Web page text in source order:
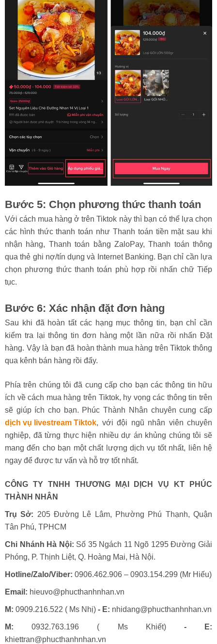
Bước 5: Chọn phương thức thanh toán
Với cách mua hàng ở trên Tiktok này thì bạn có thể lựa chọn
các hình thức thanh toán như Thanh toán tiền mặt sau khi
nhận hàng, Thanh toán bằng ZaloPay, Thanh toán thông
qua thẻ ghi nợ/tín dụng và Internet Banking. Bạn chỉ cần lựa
chọn phương thức thanh toán phù hợp rồi nhấn chữ Tiếp
tục.
Bước 6: Xác nhận đặt đơn hàng
Sau khi đã hoàn tất các hạng mục thông tin, bạn chỉ cần
kiểm tra lại thông tin đơn hàng một lần nữa rồi nhấn Đặt
hàng. Vậy là bạn đã hoàn thành mua hàng trên Tiktok thông
qua kênh bán hàng rồi đấy.
Phía trên chúng tôi đã cung cấp cho bạn các thông tin hữu
ích về cách mua hàng trên Tiktok, hy vọng các thông tin trên
sẽ giúp ích cho bạn. Phúc Thành Nhân chuyên cung cấp
dịch vụ livestream Tiktok, với đội ngũ nhân viên chuyên
nghiệp, đã từng thực hiện nhiều dự án khủng chúng tôi sẽ
mang đến cho bạn một chất lượng dịch vụ tốt nhất, liên hệ
ngay để được tư vấn và hỗ trợ tốt nhất.
CÔNG TY TNHH THƯƠNG MẠI DỊCH VỤ KT PHÚC
THÀNH NHÂN
Trụ Sở: 205 Đường Lê Lâm, Phường Phú Thạnh, Quận
Tân Phú, TPHCM
Chi Nhánh Hà Nội: Số 35 Ngách 11 Ngõ 1295 Đường Giải
Phóng, P. Thịnh Liệt, Q. Hoàng Mai, Hà Nội.
Hotline/Zalo/Viber: 0906.462.906 – 0903.154.299 (Mr Hiếu)
Email: hieuvo@phucthanhnhan.vn
M: 0909.216.522 ( Ms Nhị) - E: nhidang@phucthanhnhan.vn
M: 0932.763.196 ( Ms Khiết) - E:
khiettran@phucthanhnhan.vn